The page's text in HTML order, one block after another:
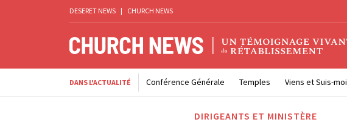
DESERET NEWS | CHURCH NEWS
DANS L'ACTUALITÉ Conférence Générale Temples Viens et Suis-moi
DIRIGEANTS ET MINISTÈRE